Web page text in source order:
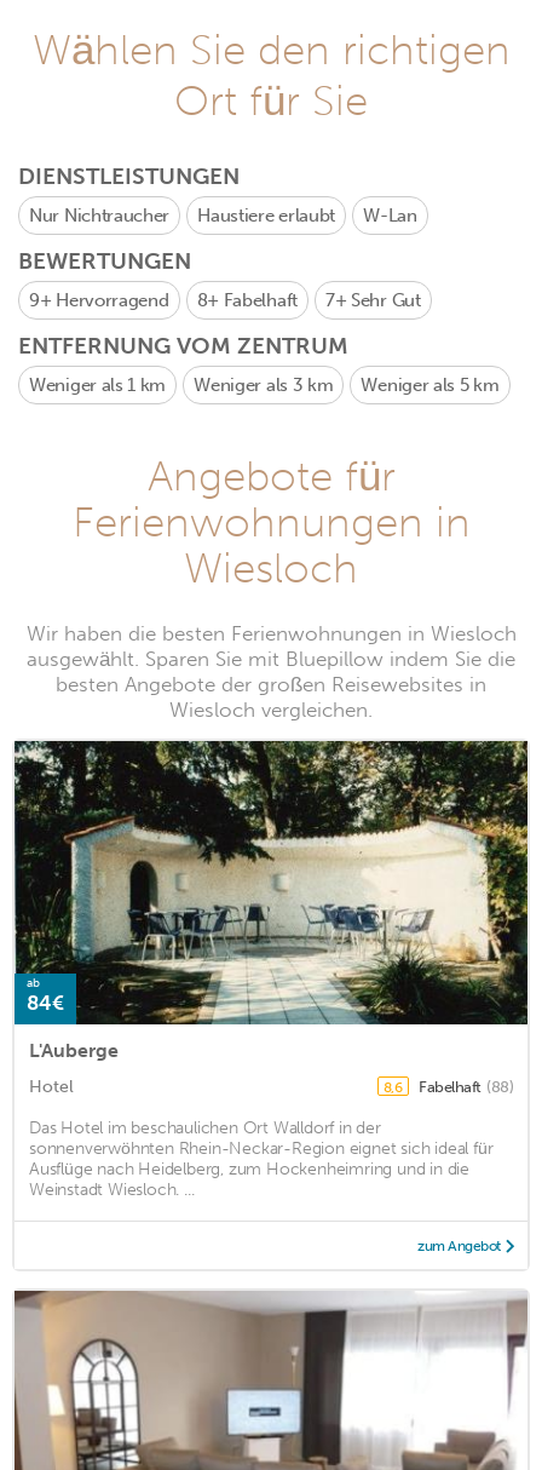
Wählen Sie den richtigen
Ort für Sie
DIENSTLEISTUNGEN
Nur Nichtraucher Haustiere erlaubt W-Lan
BEWERTUNGEN
9+ Hervorragend 8+ Fabelhaft 7+ Sehr Gut
ENTFERNUNG VOM ZENTRUM
Weniger als 1 km Weniger als 3 km Weniger als 5 km
Angebote für
Ferienwohnungen in
Wiesloch
Wir haben die besten Ferienwohnungen in Wiesloch
ausgewählt. Sparen Sie mit Bluepillow indem Sie die
besten Angebote der großen Reisewebsites in
Wiesloch vergleichen.
ab
84€
L'Auberge
Hotel 8,6 Fabelhaft (88)
Das Hotel im beschaulichen Ort Walldorf in der
sonnenverwöhnten Rhein-Neckar-Region eignet sich ideal für
Ausflüge nach Heidelberg, zum Hockenheimring und in die
Weinstadt Wiesloch. ...
zum Angebot